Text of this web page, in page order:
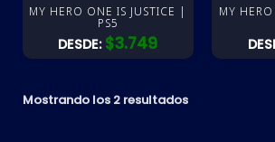
MY HERO ONE IS JUSTICE |
PS5
DESDE: $3.749
MY
Mostrando los 2 resultados